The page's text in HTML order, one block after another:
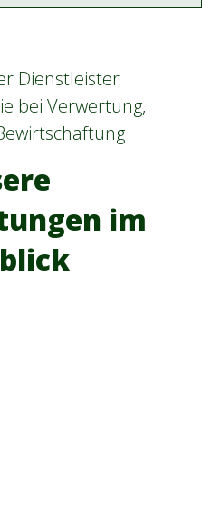
Dienstleister
bei Verwertung,
im